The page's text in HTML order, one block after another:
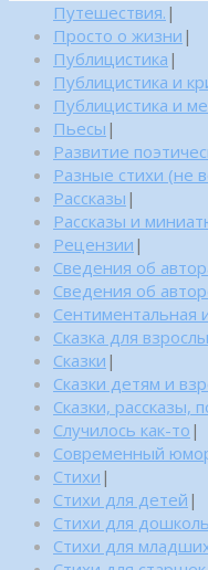
Путешествия. |
Просто о жизни |
Публицистика |
Публицистика и
Публицистика и
Пьесы |
Развитие
Разные стихи (не
Рассказы |
Рассказы и
Рецензии |
Сведения об
Сведения об
Сентиментальная
Сказка для
Сказки |
Сказки детям и
Сказки, рассказы,
Случилось как-то |
Современный
Стихи |
Стихи для детей |
Стихи для
Стихи для